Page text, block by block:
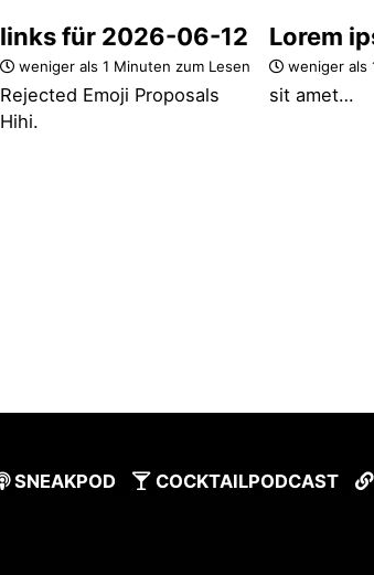
links für 2026-06-12
weniger als 1 Minuten zum Lesen
Rejected Emoji Proposals
Hihi.
Lorem
weniger als
sit amet…
SNEAKPOD COCKTAILPODCAST